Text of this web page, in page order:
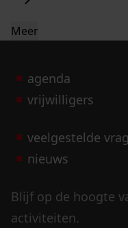
Meer
agenda
vrijwilligers
veelgestelde
nieuws
Blijf op de hoogte
activiteiten.